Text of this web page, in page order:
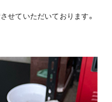
せていただいております。